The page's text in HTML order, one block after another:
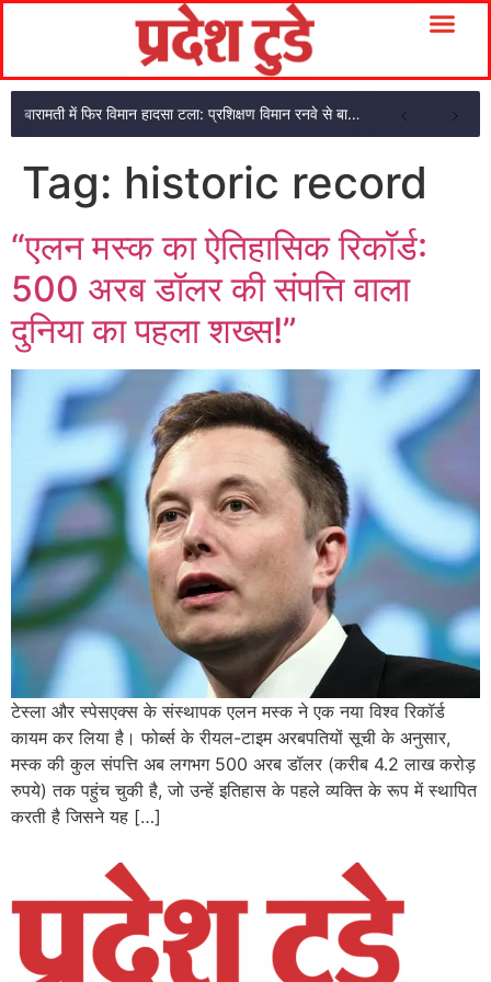
बारामती में फिर विमान हादसा टला: प्रशिक्षण विमान रनवे से बाहर निकला, दोनों सवार सुरक्षित
Tag: historic record
“एलन मस्क का ऐतिहासिक रिकॉर्ड:
500 अरब डॉलर की संपत्ति वाला
दुनिया का पहला शख्स!”
टेस्ला और स्पेसएक्स के संस्थापक एलन मस्क ने एक नया विश्व रिकॉर्ड
कायम कर लिया है। फोर्ब्स के रीयल-टाइम अरबपतियों सूची के अनुसार,
मस्क की कुल संपत्ति अब लगभग 500 अरब डॉलर (करीब 4.2 लाख करोड़
रुपये) तक पहुंच चुकी है, जो उन्हें इतिहास के पहले व्यक्ति के रूप में स्थापित
करती है जिसने यह […]